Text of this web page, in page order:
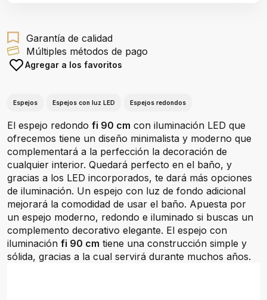
Garantía de calidad
Múltiples métodos de pago
Agregar a los favoritos
Espejos Espejos con luz LED Espejos redondos
El espejo redondo fi 90 cm con iluminación LED que
ofrecemos tiene un diseño minimalista y moderno que
complementará a la perfección la decoración de
cualquier interior. Quedará perfecto en el baño, y
gracias a los LED incorporados, te dará más opciones
de iluminación. Un espejo con luz de fondo adicional
mejorará la comodidad de usar el baño. Apuesta por
un espejo moderno, redondo e iluminado si buscas un
complemento decorativo elegante. El espejo con
iluminación fi 90 cm tiene una construcción simple y
sólida, gracias a la cual servirá durante muchos años.